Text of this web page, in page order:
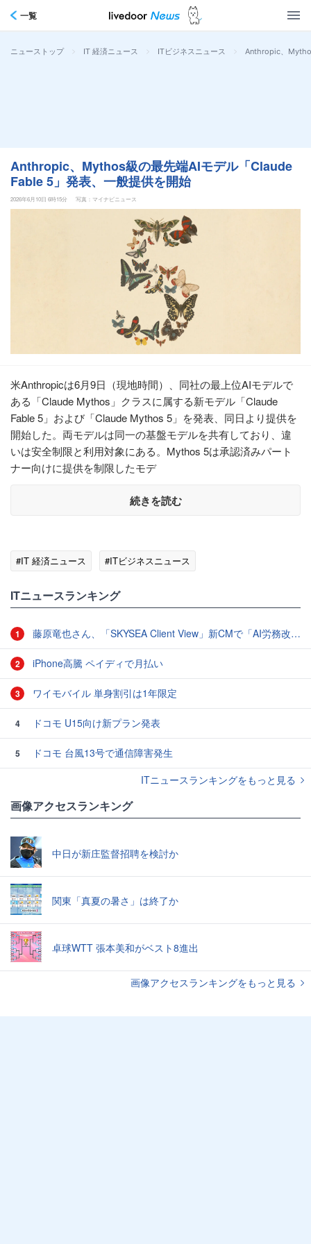
一覧
ニューストップ > IT 経済ニュース > ITビジネスニュース > Anthropic、
Anthropic、Mythos級の最先端AIモデル「Claude
Fable 5」発表、一般提供を開始
2026年6月10日 6時15分 写真：マイナビニュース
米Anthropicは6月9日（現地時間）、同社の最上位AIモデルで
ある「Claude Mythos」クラスに属する新モデル「Claude
Fable 5」および「Claude Mythos 5」を発表、同日より提供を
開始した。両モデルは同一の基盤モデルを共有しており、違
いは安全制限と利用対象にある。Mythos 5は承認済みパート
ナー向けに提供を制限したモデ
続きを読む
#IT 経済ニュース #ITビジネスニュース
ITニュースランキング
1 藤原竜也さん、「SKYSEA Client View」新CMで「AI労務改善」をアピール 働き方をAIが分析したら「すぐに休んで」と言われる？
2 iPhone高騰 ペイディで月払い
3 ワイモバイル 単身割引は1年限定
4 ドコモ U15向け新プラン発表
5
ドコモ 台風13号で通信障害発生
ITニュースランキングをもっと見る
画像アクセスランキング
中日が新庄監督招聘を検討か
関東「真夏の暑さ」は終了か
卓球WTT 張本美和がベスト8進出
画像アクセスランキングをもっと見る